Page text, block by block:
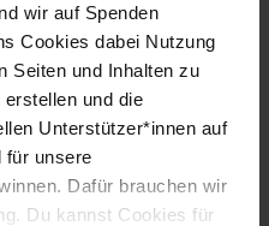
wir auf Spenden
Cookies dabei Nutzung
Seiten und Inhalten zu
erstellen und die
Unterstützer*innen auf
für unsere
Dafür brauchen wir
Du kannst Cookies für
sicherzustellen, dass
oder in anderer Weise
zum zweiten Mal von
Konsulats besucht werden
sie regelmäßig Besuch
sowie Zugang zu